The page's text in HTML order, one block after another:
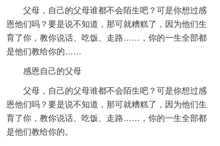
父母，自己的父母谁都不会陌生吧？可是你想过感
恩他们吗？要是说不知道，那可就糟糕了，因为他们生
育了你，教你说话、吃饭、走路……，你的一生全部都
是他们教给你的……
感恩自己的父母
父母，自己的父母谁都不会陌生吧？可是你想过感
恩他们吗？要是说不知道，那可就糟糕了，因为他们生
育了你，教你说话、吃饭、走路……，你的一生全部都
是他们教给你的。